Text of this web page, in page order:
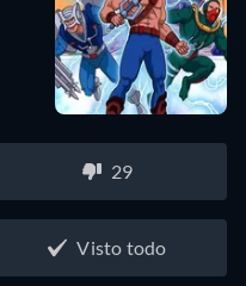
29
Visto todo